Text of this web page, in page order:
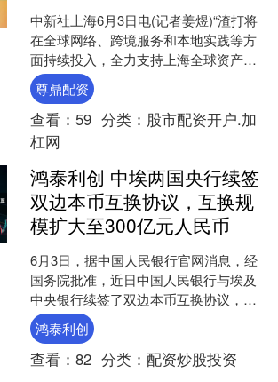
中新社上海6月3日电(记者姜煜)“渣打将
在全球网络、跨境服务和本地实践等方
面持续投入，全力支持上海全球资产管
理中心建设。”渣打银行(中国)有限公司
行长兼副董事长....
尊鼎配资
查看： 59 分类： 股市配资开户.加
杠网
鸿泰利创 中埃两国央行续签
双边本币互换协议，互换规
模扩大至300亿元人民币
6月3日，据中国人民银行官网消息，经
国务院批准，近日中国人民银行与埃及
中央银行续签了双边本币互换协议，互
换规模由原来的180亿元人民币/807亿埃
及镑扩大至30....
鸿泰利创
查看： 82 分类： 配资炒股投资